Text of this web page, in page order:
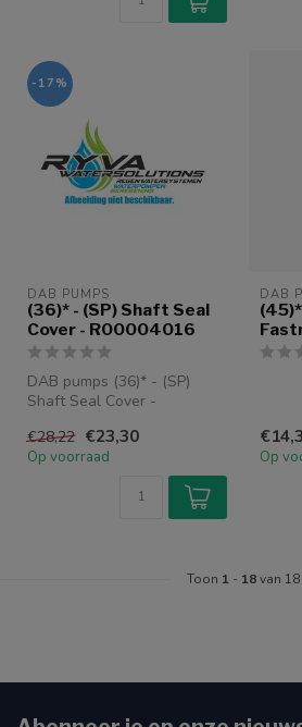
-17%
DAB PUMPS
(36)* - (SP) Shaft Seal
Cover - R00004016
DAB pumps (36)* - (SP)
Shaft Seal Cover -
€28,22 €23,30
Op voorraad
DAB
Op
Toon 1 - 18van 18